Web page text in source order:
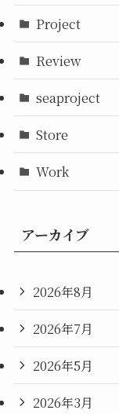
Project
Review
seaproject
Store
Work
アーカイブ
2026年8月
2026年7月
2026年5月
2026年3月